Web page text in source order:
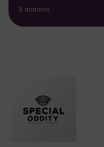
8 minutos